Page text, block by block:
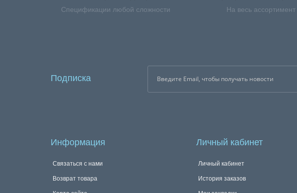
Спецификации любой сложности На весь ассортимент
Подписка
Информация
Связаться с нами
Возврат товара
Личный кабинет
Личный кабинет
История заказов